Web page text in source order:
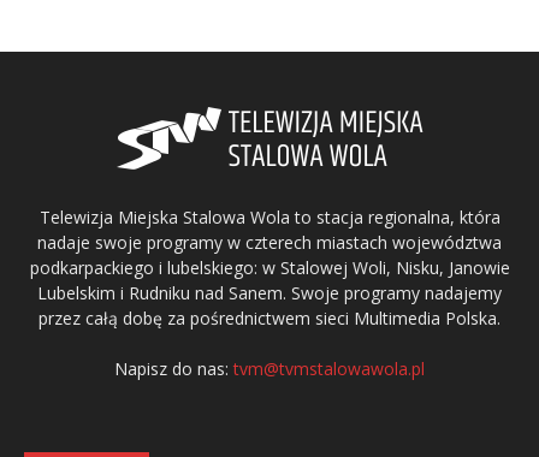
Telewizja Miejska Stalowa Wola to stacja regionalna, która
nadaje swoje programy w czterech miastach województwa
podkarpackiego i lubelskiego: w Stalowej Woli, Nisku, Janowie
Lubelskim i Rudniku nad Sanem. Swoje programy nadajemy
przez całą dobę za pośrednictwem sieci Multimedia Polska.
Napisz do nas:tvm@tvmstalowawola.pl